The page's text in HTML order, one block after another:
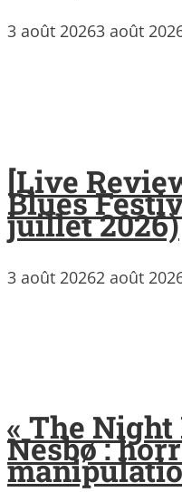
3 août 20263 août
[Live
Blues
juillet 2026)
3 août 20262 août
« The Night
Nesbø :